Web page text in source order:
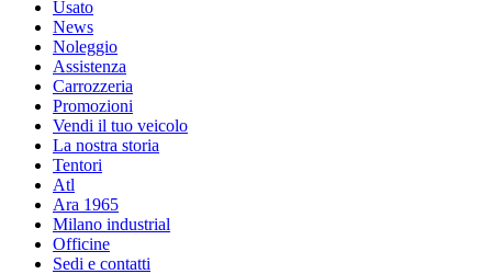
Usato
News
Noleggio
Assistenza
Carrozzeria
Promozioni
Vendi il tuo veicolo
La nostra storia
Tentori
Atl
Ara 1965
Milano industrial
Officine
Sedi e contatti